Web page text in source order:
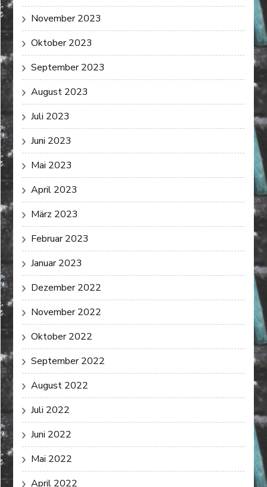
November 2023
Oktober 2023
September 2023
August 2023
Juli 2023
Juni 2023
Mai 2023
April 2023
März 2023
Februar 2023
Januar 2023
Dezember 2022
November 2022
Oktober 2022
September 2022
August 2022
Juli 2022
Juni 2022
Mai 2022
April 2022